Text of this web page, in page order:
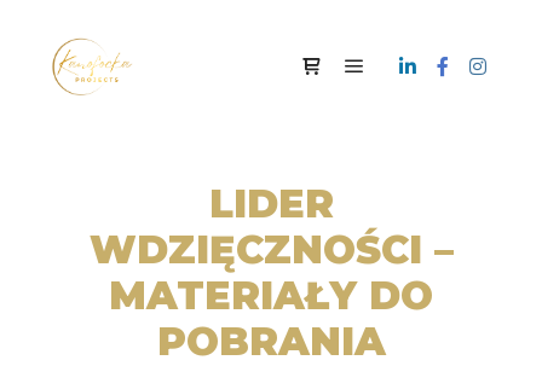
LIDER
WDZIĘCZNOŚCI –
MATERIAŁY DO
POBRANIA